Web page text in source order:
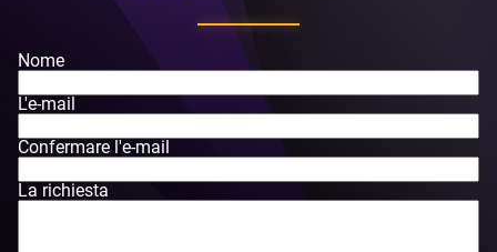
Nome
L'e-mail
Confermare l'e-mail
La richiesta